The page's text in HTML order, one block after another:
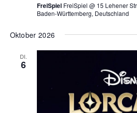
FreiSpiel FreiSpiel @ 15 Lehener
Baden-Württemberg, Deutschland
Oktober 2026
DI.
6